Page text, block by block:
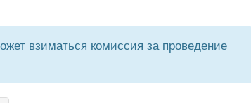
взиматься комиссия за проведение